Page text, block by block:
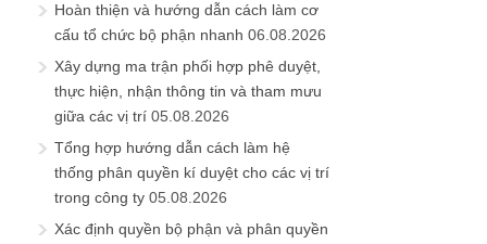
Hoàn thiện và hướng dẫn cách làm cơ
cấu tổ chức bộ phận nhanh 06.08.2026
Xây dựng ma trận phối hợp phê duyệt,
thực hiện, nhận thông tin và tham mưu
giữa các vị trí 05.08.2026
Tổng hợp hướng dẫn cách làm hệ
thống phân quyền kí duyệt cho các vị trí
trong công ty 05.08.2026
Xác định quyền bộ phận và phân quyền